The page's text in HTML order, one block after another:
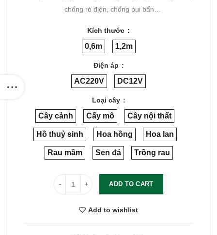
chống rò điện, chống bụi bẩn…
Kích thước
0,6m 1,2m
Điện áp
AC220V DC12V
Loại cây
Cây cảnh Cấy mô Cây nội thất
Hồ thuỷ sinh Hoa hồng Hoa lan
Rau mầm Sen đá Trồng rau
ADD TO CART
Add to wishlist